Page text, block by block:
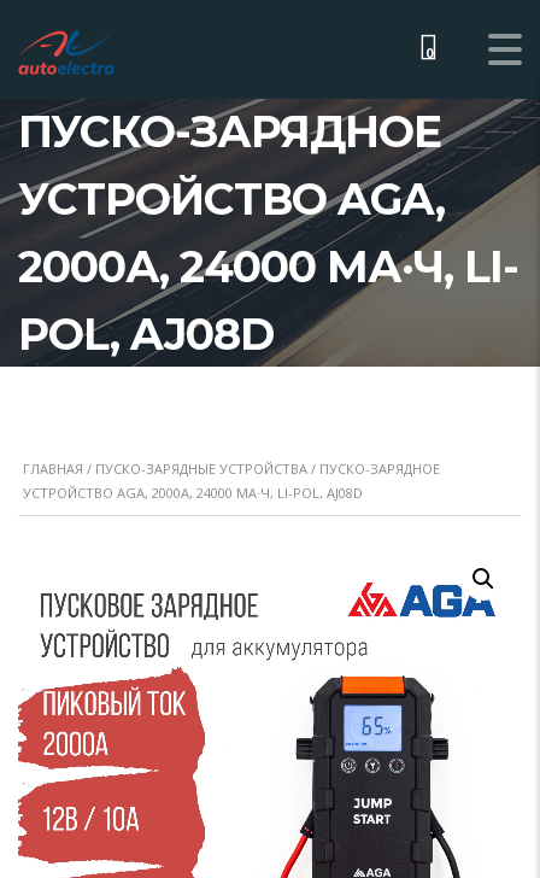
0
ПУСКО-ЗАРЯДНОЕ
УСТРОЙСТВО AGA,
2000А, 24000 МА·Ч, LI-
POL, AJ08D
ГЛАВНАЯ / ПУСКО-ЗАРЯДНЫЕ УСТРОЙСТВА / ПУСКО-ЗАРЯДНОЕ
УСТРОЙСТВО AGA, 2000А, 24000 МА·Ч, LI-POL, AJ08D